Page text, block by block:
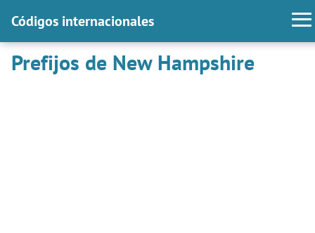
Códigos internacionales
Prefijos de New Hampshire